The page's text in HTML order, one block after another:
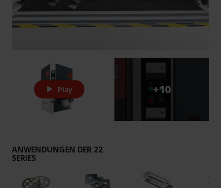
Play +10
ANWENDUNGEN DER 22
SERIES